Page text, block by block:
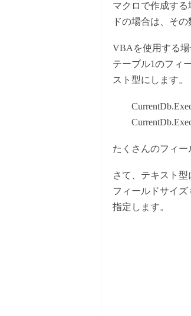
マクロで作成す
ドの場合は、そ
VBAを使用する場
テーブル1のフィ
スト型にします。
たくさんのフィー
さて、テキスト
フィールドサイ
指定します。